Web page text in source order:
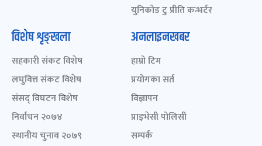
युनिकोड टु प्रीति कन्भर्टर
विशेष शृङ्खला
सहकारी संकट विशेष
लघुवित्त संकट विशेष
संसद् विघटन विशेष
निर्वाचन २०७४
स्थानीय चुनाव २०७९
अनलाइनखबर
हाम्रो टिम
प्रयोगका सर्त
विज्ञापन
प्राइभेसी पोलिसी
सम्पर्क